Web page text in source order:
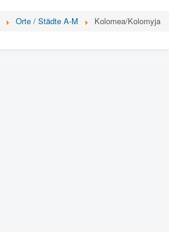
Orte / Städte A-M Kolomea/Kolomyja